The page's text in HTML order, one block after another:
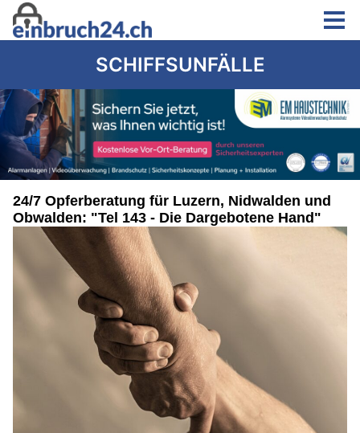
SCHIFFSUNFÄLLE
24/7 Opferberatung für Luzern, Nidwalden und
Obwalden: "Tel 143 - Die Dargebotene Hand"